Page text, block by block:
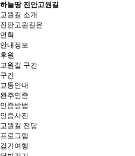
하늘땅 진안고원길
고원길 소개
진안고원길은
연혁
안내정보
후원
고원길 구간
구간
교통안내
완주인증
인증방법
인증사진
고원길 전당
프로그램
걷기여행